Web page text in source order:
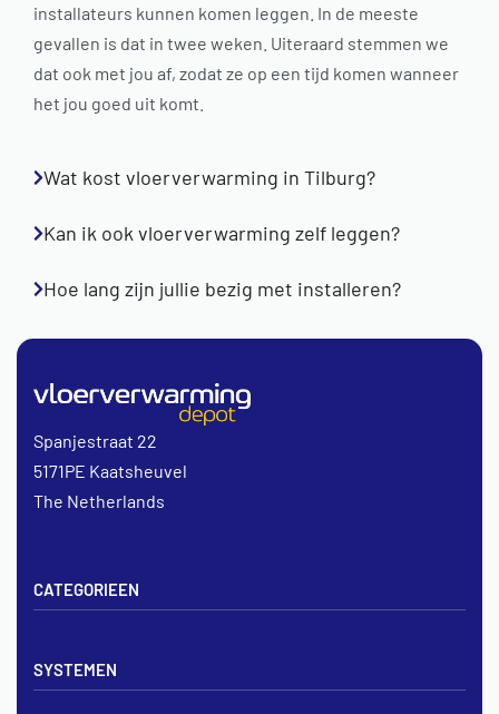
installateurs kunnen komen leggen. In de meeste
gevallen is dat in twee weken. Uiteraard stemmen we
dat ook met jou af, zodat ze op een tijd komen wanneer
het jou goed uit komt.
Wat kost vloerverwarming in Tilburg?
Kan ik ook vloerverwarming zelf leggen?
Hoe lang zijn jullie bezig met installeren?
CATEGORIEEN
Verdelers
SYSTEMEN
Spanjestraat 22
5171PE Kaatsheuvel
The Netherlands